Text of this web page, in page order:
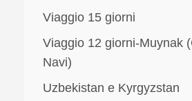
Viaggio 15 giorni
Viaggio 12 giorni-Muynak
Navi)
Uzbekistan e Kyrgyzstan